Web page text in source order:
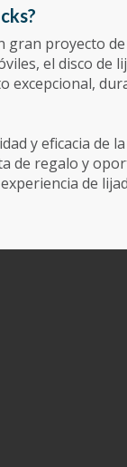
gran proyecto
el disco de
y eficacia de
de regalo y
de